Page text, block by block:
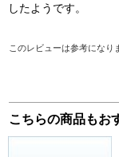
したようです。
このレビューは参考になり
こちらの商品もお